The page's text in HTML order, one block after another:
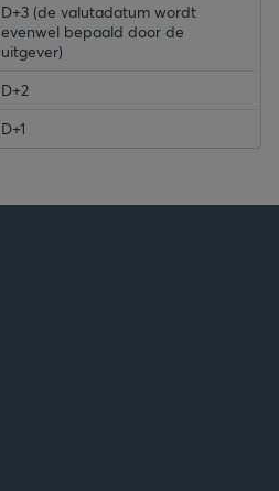
D+3 (de valutadatum wordt
evenwel bepaald door de
uitgever)
D+2
D+1